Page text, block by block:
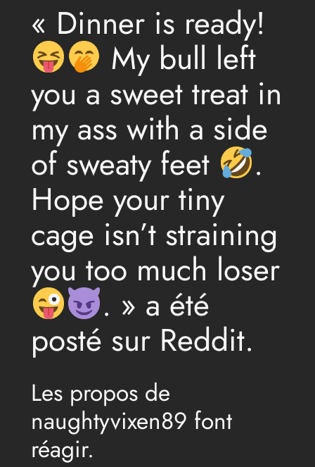
« Dinner is ready!
My bull left
you a sweet treat in
my ass with a side
of sweaty feet .
Hope your tiny
cage isn’t straining
you too much loser
. » a été
posté sur Reddit.
Les propos de
naughtyvixen89 font
réagir.